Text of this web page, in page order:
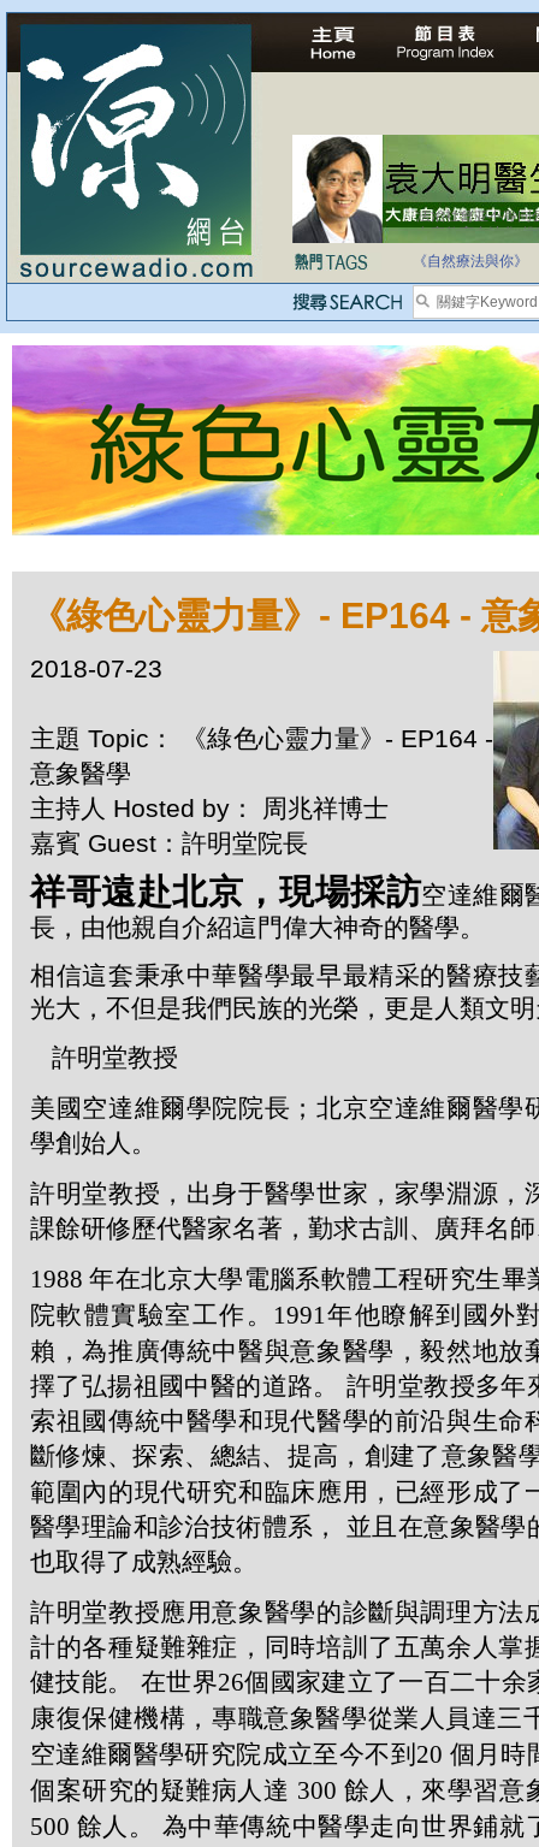
自家教育合法化-
《自然療法與你》
《綠色心靈力量》- EP164 - 意
2018-07-23
主題 Topic： 《綠色心靈力量》- EP164 -
意象醫學
主持人 Hosted by： 周兆祥博士
嘉賓 Guest：許明堂院長
祥哥遠赴北京，現場採訪空達維爾
長，由他親自介紹這門偉大神奇的醫學。
相信這套秉承中華醫學最早最精采的醫療技
光大，不但是我們民族的光榮，更是人類文
許明堂教授
美國空達維爾學院院長；北京空達維爾醫學
學創始人。
許明堂教授，出身于醫學世家，家學淵源，
課餘研修歷代醫家名著，勤求古訓、廣拜名
1988年在北京大學電腦系軟體工程研究生畢
院軟體實驗室工作。 1991年他瞭解到國外
賴，為推廣傳統中醫與意象醫學，毅然地放
擇了弘揚祖國中醫的道路。 許明堂教授多年
索祖國傳統中醫學和現代醫學的前沿與生命
斷修煉、探索、總結、提高，創建了意象醫
範圍內的現代研究和臨床應用，已經形成了
醫學理論和診治技術體系， 並且在意象醫學
也取得了成熟經驗。
許明堂教授應用意象醫學的診斷與調理方法
計的各種疑難雜症，同時培訓了五萬余人掌
健技能。 在世界26個國家建立了一百二十余
康復保健機構，專職意象醫學從業人員達三
空達維爾醫學研究院成立至今不到 20 個月時
個案研究的疑難病人達 300 餘人，來學習意
500 餘人。 為中華傳統中醫學走向世界鋪就